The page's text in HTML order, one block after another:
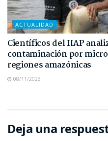
ACTUALIDAD
Científicos del IIAP
contaminación por
regiones amazónicas
08/11/2023
Deja una